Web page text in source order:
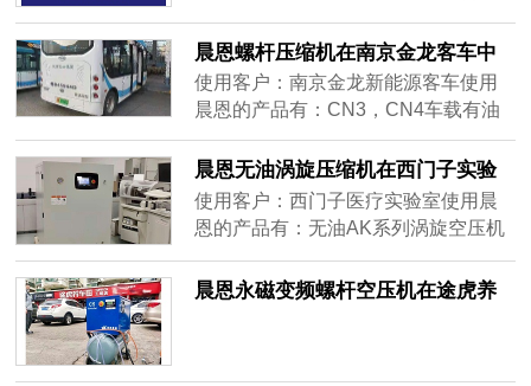
全套进口先进生豆处理设备，其生产
慧型烘焙基地，具有全产业链延伸的
能力......
幸咖啡咖啡豆烘焙产线提供一批无油
涡旋空压机，为其无菌化咖啡生产车
间提供高等级纯净压缩空气。瑞幸咖
啡服务网络已经覆盖26个城市......
晨恩螺杆压缩机在南京金龙客车中
的应用
使用客户：南京金龙新能源客车使用
晨恩的产品有：CN3，CN4车载有油
螺杆空压机客户评价：新能源电动客
车在运行中有多环节需要使用到压缩
空气，如刹车制动等，因电动大巴防
护等级较高，空压机厂家的防爆/特殊
CN3，CN4系列产品可以实现65dB低
晨恩无油涡旋压缩机在西门子实验
室中的应用
使用客户：西门子医疗实验室使用晨
恩的产品有：无油AK系列涡旋空压机
缩空气的技术要点主要在于：1.压缩空
晨恩永磁变频螺杆空压机在途虎养